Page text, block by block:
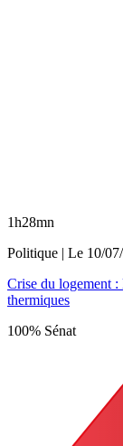
1h28mn
Politique | Le 10/
Crise du logement :
thermiques
100% Sénat